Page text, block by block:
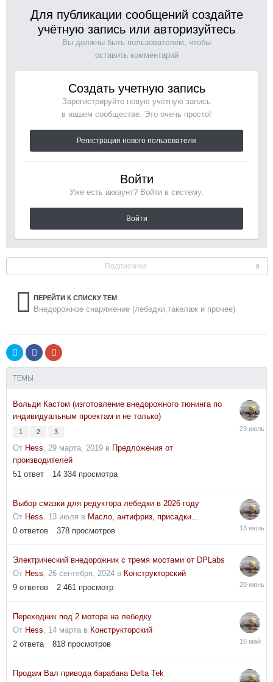
Для публикации сообщений создайте
учётную запись или авторизуйтесь
Вы должны быть пользователем, чтобы
оставить комментарий
Создать учетную запись
Зарегистрируйте новую учётную запись
в нашем сообществе. Это очень просто!
Регистрация нового пользователя
Войти
Уже есть аккаунт? Войти в систему.
Войти
Подписчики 0
ПЕРЕЙТИ К СПИСКУ ТЕМ
Внедорожное снаряжение (лебедки,такелаж и прочее)
ТЕМЫ
Вольди Кастом (изготовление внедорожного тюнинга по
индивидуальным проектам и не только)
1 2 3
От Hess, 29 марта, 2019 в Предложения от
производителей
51 ответ 14 334 просмотра
23
Выбор смазки для редуктора лебедки в 2026 году
От Hess, 13 июля в Масло, антифриз, присадки...
0 ответов 378 просмотров
13
Электрический внедорожник с тремя мостами от DPLabs
От Hess, 26 сентября, 2024 в Конструкторский
9 ответов 2 461 просмотр
20
Переходник под 2 мотора на лебедку
От Hess, 14 марта в Конструкторский
2 ответа 818 просмотров
16
Продам Вал привода барабана Delta Tek